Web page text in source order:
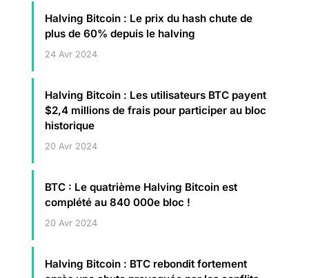
Halving Bitcoin : Le prix du hash chute de
plus de 60% depuis le halving
24 Avr 2024
Halving Bitcoin : Les utilisateurs BTC payent
$2,4 millions de frais pour participer au bloc
historique
20 Avr 2024
BTC : Le quatrième Halving Bitcoin est
complété au 840 000e bloc !
20 Avr 2024
Halving Bitcoin : BTC rebondit fortement